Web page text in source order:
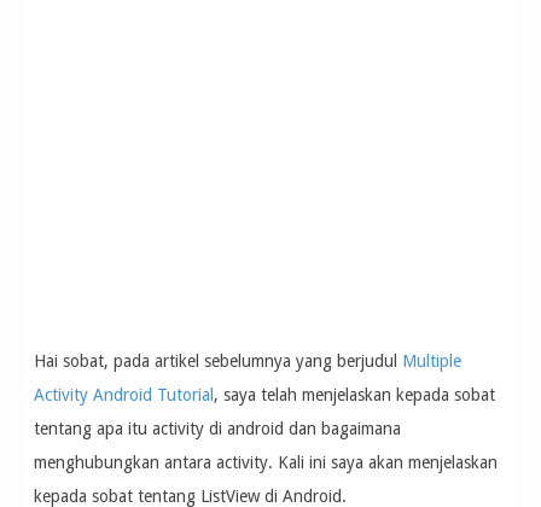
Hai sobat, pada artikel sebelumnya yang berjudul Multiple
Activity Android Tutorial , saya telah menjelaskan kepada sobat
tentang apa itu activity di android dan bagaimana
menghubungkan antara activity. Kali ini saya akan menjelaskan
kepada sobat tentang ListView di Android.